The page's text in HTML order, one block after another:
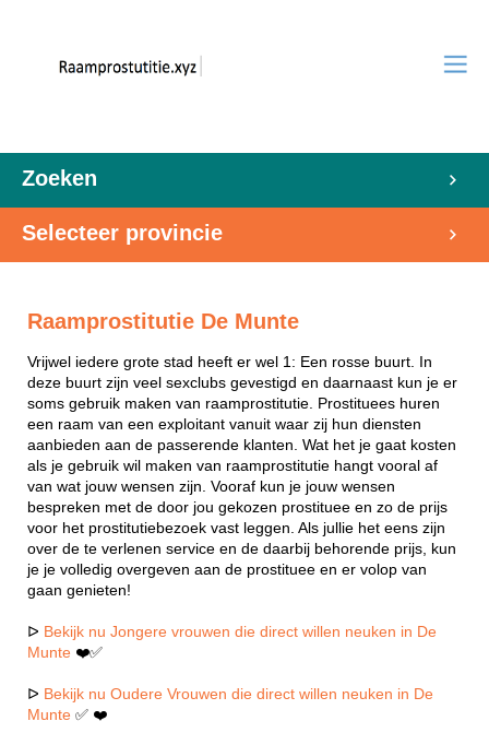
Zoeken
Selecteer provincie
Raamprostitutie De Munte
Vrijwel iedere grote stad heeft er wel 1: Een rosse buurt. In
deze buurt zijn veel sexclubs gevestigd en daarnaast kun je er
soms gebruik maken van raamprostitutie. Prostituees huren
een raam van een exploitant vanuit waar zij hun diensten
aanbieden aan de passerende klanten. Wat het je gaat kosten
als je gebruik wil maken van raamprostitutie hangt vooral af
van wat jouw wensen zijn. Vooraf kun je jouw wensen
bespreken met de door jou gekozen prostituee en zo de prijs
voor het prostitutiebezoek vast leggen. Als jullie het eens zijn
over de te verlenen service en de daarbij behorende prijs, kun
je je volledig overgeven aan de prostituee en er volop van
gaan genieten!
ᐅ Bekijk nu Jongere vrouwen die direct willen neuken in De
Munte ❤️✅
ᐅ Bekijk nu Oudere Vrouwen die direct willen neuken in De
Munte ✅ ❤️